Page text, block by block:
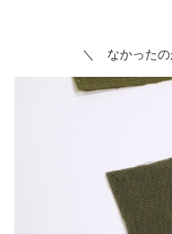
＼ なかった